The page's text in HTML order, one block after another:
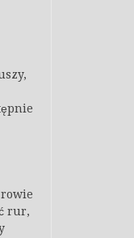
rowie
rur,